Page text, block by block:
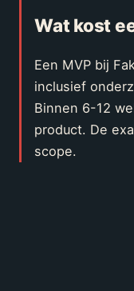
Wat kost
Een MVP bij
inclusief
Binnen 6-12
product. De
scope.